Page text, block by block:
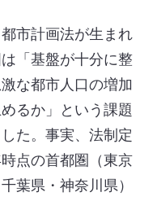
市計画法が生まれ
「基盤が十分に整
な都市人口の増加
るか」という課題
た。事実、法制定
点の首都圏（東京
葉県・神奈川県）